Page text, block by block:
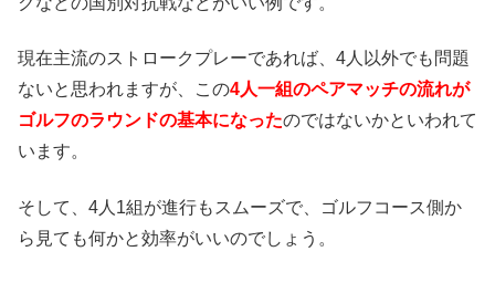
現在主流のストロークプレーであれば、4人以外でも問題
ないと思われますが、この4人一組のペアマッチの流れが
ゴルフのラウンドの基本になったのではないかといわれて
います。
そして、4人1組が進行もスムーズで、ゴルフコース側か
ら見ても何かと効率がいいのでしょう。